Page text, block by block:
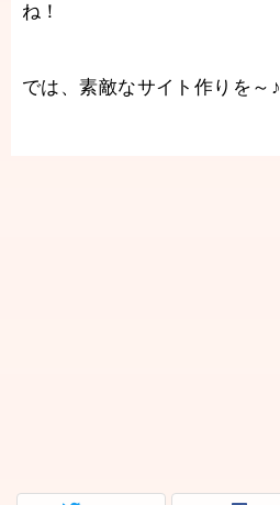
ね！
では、素敵なサイト作りを～♪